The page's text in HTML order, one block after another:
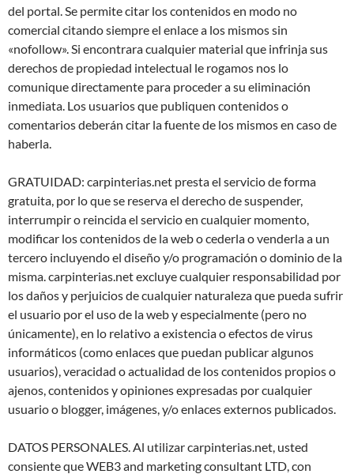
del portal. Se permite citar los contenidos en modo no
comercial citando siempre el enlace a los mismos sin
«nofollow». Si encontrara cualquier material que infrinja sus
derechos de propiedad intelectual le rogamos nos lo
comunique directamente para proceder a su eliminación
inmediata. Los usuarios que publiquen contenidos o
comentarios deberán citar la fuente de los mismos en caso de
haberla.
GRATUIDAD: carpinterias.net presta el servicio de forma
gratuita, por lo que se reserva el derecho de suspender,
interrumpir o reincida el servicio en cualquier momento,
modificar los contenidos de la web o cederla o venderla a un
tercero incluyendo el diseño y/o programación o dominio de la
misma. carpinterias.net excluye cualquier responsabilidad por
los daños y perjuicios de cualquier naturaleza que pueda sufrir
el usuario por el uso de la web y especialmente (pero no
únicamente), en lo relativo a existencia o efectos de virus
informáticos (como enlaces que puedan publicar algunos
usuarios), veracidad o actualidad de los contenidos propios o
ajenos, contenidos y opiniones expresadas por cualquier
usuario o blogger, imágenes, y/o enlaces externos publicados.
DATOS PERSONALES. Al utilizar carpinterias.net, usted
consiente que WEB3 and marketing consultant LTD, con